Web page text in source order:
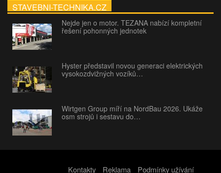
STAVEBNI-TECHNIKA.CZ
Nejde jen o motor. TEZANA nabízí kompletní
řešení pohonných jednotek
Hyster představil novou generaci elektrických
vysokozdvižných vozíků…
Wirtgen Group míří na NordBau 2026. Ukáže
osm strojů i sestavu do…
Kontakty Reklama Podmínky užívání